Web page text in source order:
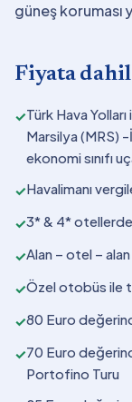
güneş koruması
Fiyata dahil
✓Türk Hava
Marsilya (MRS)
ekonomi sınıfı
✓Havalimanı
✓3* & 4*
✓Alan – otel –
✓Özel otobüs ile
✓80 Euro
✓70 Euro
Portofino Turu